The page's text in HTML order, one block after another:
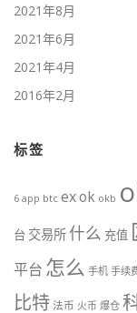
2021年8月
2021年6月
2021年4月
2016年2月
标签
6 app btc exok okb
台 交易所 什么 充值
平台 怎么 手机 手续
比特法币 火币 爆仓